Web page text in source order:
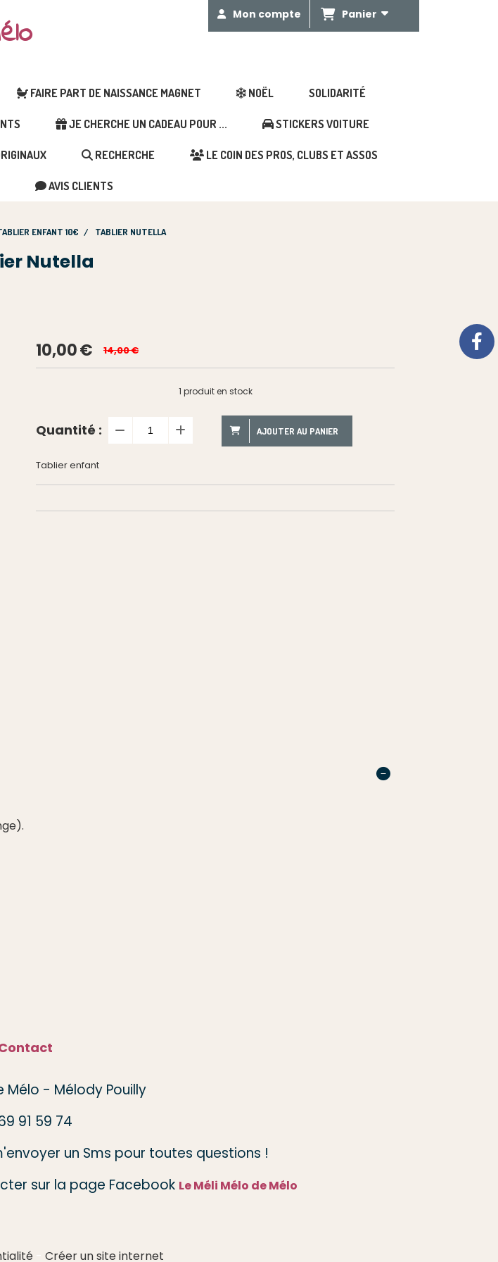
Mon compte Panier
FAIRE PART DE NAISSANCE MAGNET NOËL SOLIDARITÉ
JE CHERCHE UN CADEAU POUR ... STICKERS VOITURE
RECHERCHE LE COIN DES PROS, CLUBS ET ASSOS
AVIS CLIENTS
ENFANT 10€ TABLIER NUTELLA
Nutella
10,00€ 14,00€
1 produit en stock
Quantité : AJOUTER AU PANIER
Tablier enfant
Mélo - Mélody Pouilly
91 59 74
un Sms pour toutes questions !
sur la page Facebook Le Méli Mélo de Mélo
Créer un site internet